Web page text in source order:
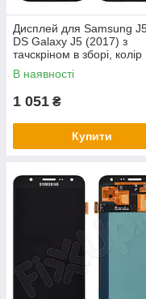
Дисплей для Samsung
DS Galaxy J5 (2017) з
тачскріном в зборі, колір
чорний, OLED, 5"
В наявності
1 051 ₴
Купити